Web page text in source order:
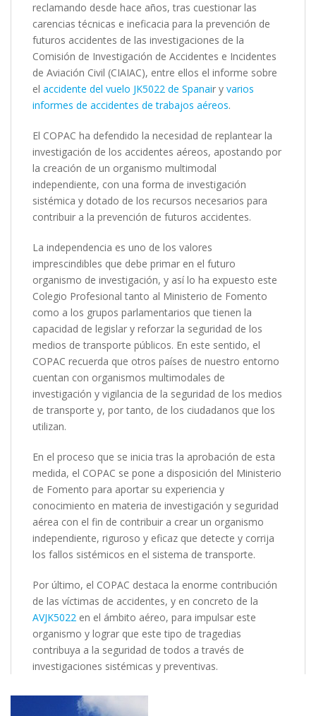
reclamando desde hace años, tras cuestionar las
carencias técnicas e ineficacia para la prevención de
futuros accidentes de las investigaciones de la
Comisión de Investigación de Accidentes e Incidentes
de Aviación Civil (CIAIAC), entre ellos el informe sobre
el accidente del vuelo JK5022 de Spanair y varios
informes de accidentes de trabajos aéreos.
El COPAC ha defendido la necesidad de replantear la
investigación de los accidentes aéreos, apostando por
la creación de un organismo multimodal
independiente, con una forma de investigación
sistémica y dotado de los recursos necesarios para
contribuir a la prevención de futuros accidentes.
La independencia es uno de los valores
imprescindibles que debe primar en el futuro
organismo de investigación, y así lo ha expuesto este
Colegio Profesional tanto al Ministerio de Fomento
como a los grupos parlamentarios que tienen la
capacidad de legislar y reforzar la seguridad de los
medios de transporte públicos. En este sentido, el
COPAC recuerda que otros países de nuestro entorno
cuentan con organismos multimodales de
investigación y vigilancia de la seguridad de los medios
de transporte y, por tanto, de los ciudadanos que los
utilizan.
En el proceso que se inicia tras la aprobación de esta
medida, el COPAC se pone a disposición del Ministerio
de Fomento para aportar su experiencia y
conocimiento en materia de investigación y seguridad
aérea con el fin de contribuir a crear un organismo
independiente, riguroso y eficaz que detecte y corrija
los fallos sistémicos en el sistema de transporte.
Por último, el COPAC destaca la enorme contribución
de las víctimas de accidentes, y en concreto de la
AVJK5022 en el ámbito aéreo, para impulsar este
organismo y lograr que este tipo de tragedias
contribuya a la seguridad de todos a través de
investigaciones sistémicas y preventivas.